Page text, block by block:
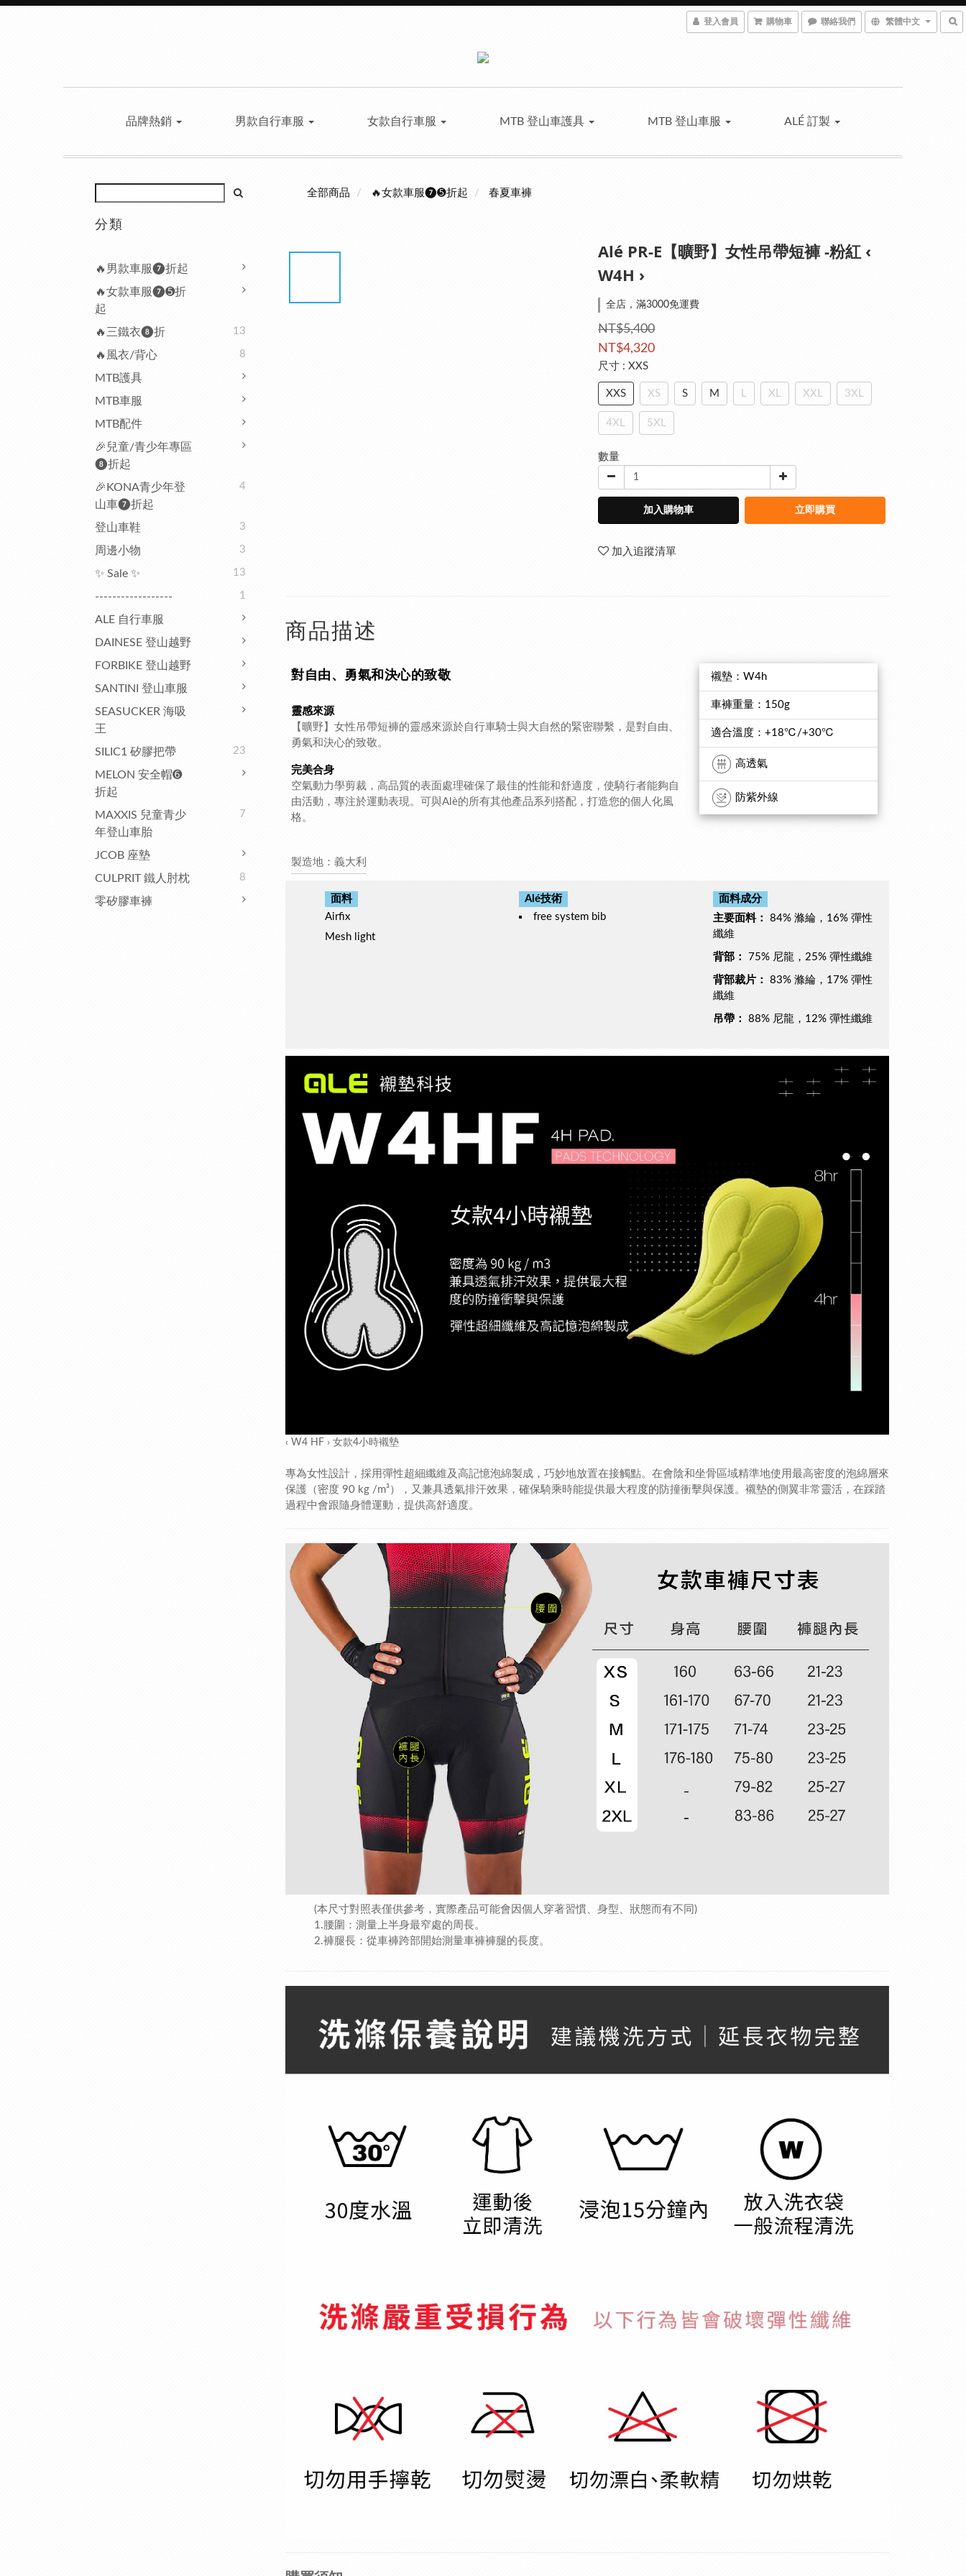
登入會員 購物車 聯絡我們 繁體中文
品牌熱銷 男款自行車服 女款自行車服 MTB 登山車護具 MTB 登山車服 ALÉ 訂製
分類
🔥男款車服❼折起
🔥女款車服❼➎折
起
🔥三鐵衣❽折
13
🔥風衣/背心 8
MTB護具
MTB車服
MTB配件
🎉兒童/青少年專區
❽折起
🎉KONA青少年登
山車❼折起
4
登山車鞋 3
周邊小物 3
✨ Sale ✨ 13
------------------ 1
ALE 自行車服
DAINESE 登山越野
FORBIKE 登山越野
SANTINI 登山車服
SEASUCKER 海吸
王
SILIC1 矽膠把帶
23
MELON 安全帽➏
折起
MAXXIS 兒童青少
年登山車胎
7
JCOB 座墊
CULPRIT 鐵人肘枕
8
零矽膠車褲
全部商品 🔥女款車服❼➎折起 春夏車褲
Alé PR-E【曠野】女性吊帶短褲 -粉紅 ‹
W4H ›
全店，滿3000免運費
NT$5,400
NT$4,320
尺寸 : XXS
XXS XS S M L XL XXL 3XL
4XL 5XL
數量
加入購物車 立即購買
加入追蹤清單
商品描述
對自由、勇氣和決心的致敬
靈感來源
【曠野】女性吊帶短褲的靈感來源於自行車騎士與大自然的緊密聯繫，是對自由、
勇氣和決心的致敬。
完美合身
空氣動力學剪裁，高品質的表面處理確保了最佳的性能和舒適度，使騎行者能夠自
由活動，專注於運動表現。可與Alè的所有其他產品系列搭配，打造您的個人化風
格。
製造地：義大利
襯墊：W4h
車褲重量：150g
適合溫度：+18℃/+30℃
高透氣
防紫外線
面料
Airfix
Mesh light
Alé技術
free system bib
面料成分
主要面料：
84% 滌綸，16% 彈性
纖維
背部： 75% 尼龍，25% 彈性纖維
背部裁片：
83% 滌綸，17% 彈性
纖維
吊帶： 88% 尼龍，12% 彈性纖維
‹ W4 HF › 女款4小時襯墊
專為女性設計，採用彈性超細纖維及高記憶泡綿製成，巧妙地放置在接觸點。在會陰和坐骨區域精準地使用最高密度的泡綿層來
保護（密度 90 kg /m³），又兼具透氣排汗效果，確保騎乘時能提供最大程度的防撞衝擊與保護。襯墊的側翼非常靈活，在踩踏
過程中會跟隨身體運動，提供高舒適度。
(本尺寸對照表僅供參考，實際產品可能會因個人穿著習慣、身型、狀態而有不同)
1.腰圍：測量上半身最窄處的周長。
2.褲腿長：從車褲跨部開始測量車褲褲腿的長度。